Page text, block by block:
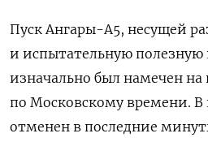
Пуск Ангары-А5, несущей
и испытательную полезную
изначально был намечен на
по Московскому времени. В
отменен в последние